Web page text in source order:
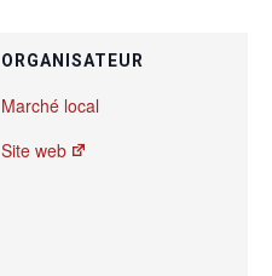
ORGANISATEUR
Marché local
Site web